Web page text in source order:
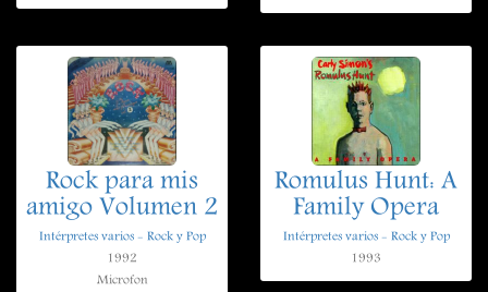
Rock para mis
amigo Volumen 2
Intérpretes varios - Rock y Pop
1992
Microfon
Romulus Hunt: A
Family Opera
Intérpretes varios - Rock y Pop
1993